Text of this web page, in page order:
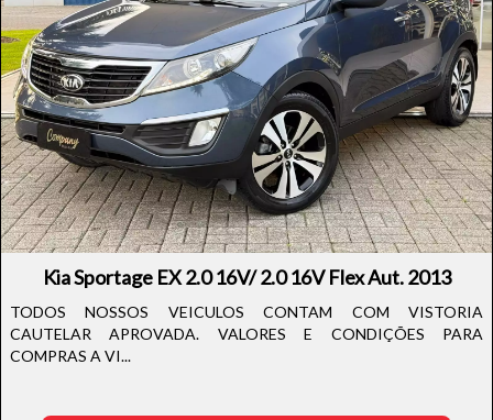
Kia Sportage EX 2.0 16V/ 2.0 16V Flex Aut. 2013
TODOS NOSSOS VEICULOS CONTAM COM VISTORIA
CAUTELAR APROVADA. VALORES E CONDIÇÕES PARA
COMPRAS A VI...